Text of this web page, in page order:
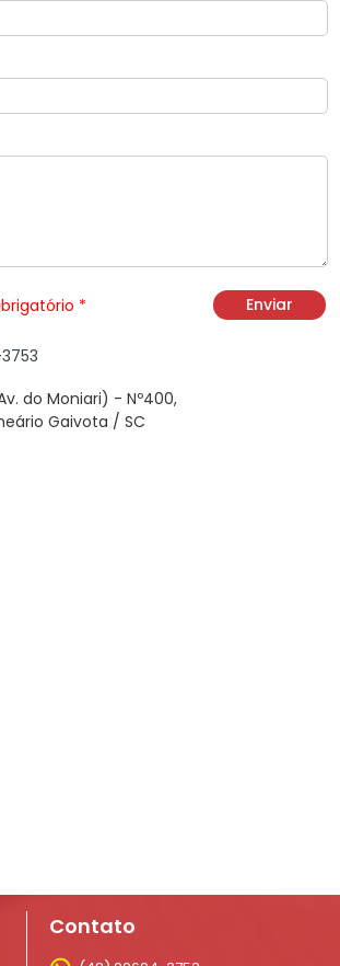
*
do Moniari) - Nº400,
Gaivota / SC
Contato